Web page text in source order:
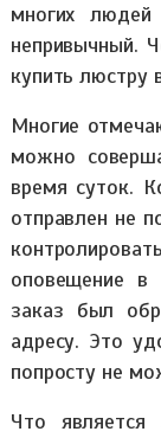
многих
непривычный.
купить люстру
Многие
можно
время суток.
отправлен не
оповещение
заказ был
адресу. Это
попросту не
Что